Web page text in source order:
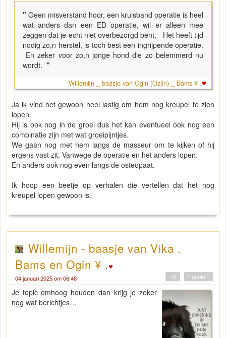
" Geen misverstand hoor, een kruisband operatie is heel
wat anders dan een ED operatie, wil er alleen mee
zeggen dat je echt niet overbezorgd bent, Het heeft tijd
nodig zo,n herstel, is toch best een ingrijpende operatie.
En zeker voor zo,n jonge hond die zo belemmerd nu
wordt. "
Willemijn _ baasje van Ogin (Ozjin) _ Bams ¥ .
Ja ik vind het gewoon heel lastig om hem nog kreupel te zien
lopen.
Hij is ook nog in de groei dus het kan eventueel ook nog een
combinatie zijn met wat groeipijntjes.
We gaan nog met hem langs de masseur om te kijken of hij
ergens vast zit. Vanwege de operatie en het anders lopen.
En anders ook nog even langs de osteopaat.
Ik hoop een beetje op verhalen die vertellen dat het nog
kreupel lopen gewoon is.
Willemijn - baasje van Vika .
Bams en Ogin ¥ .
04 januari 2025 om 06:48 " quote "
+0
Je topic omhoog houden dan krijg je zeker
nog wat berichtjes…